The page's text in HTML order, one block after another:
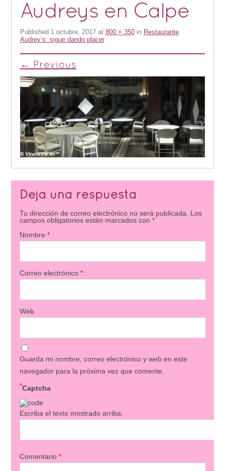
Audreys en Calpe
Published 1 octubre, 2017at 800 × 350in Restaurante
Audrey’s: sigue dando placer
← Previous
Deja una respuesta
Tu dirección de correo electrónico no será publicada.
Los
campos obligatorios están marcados con *
Nombre *
Correo electrónico *
Web
Guarda mi nombre, correo electrónico y web en este
navegador para la próxima vez que comente.
Captcha
*
Escriba el texto mostrado arriba:
Comentario *